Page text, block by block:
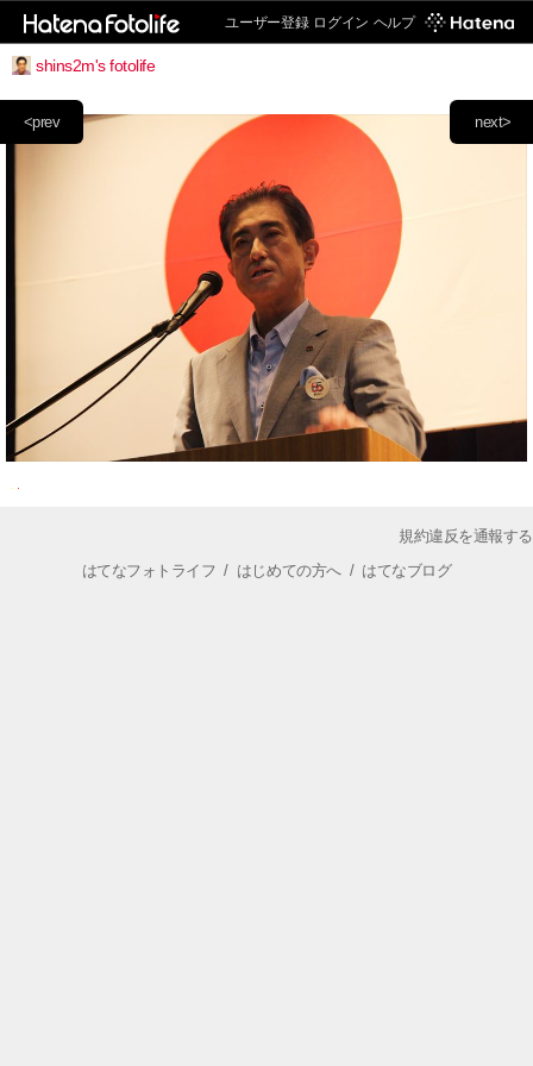
ユーザー登録 ログイン ヘルプ
shins2m's fotolife
next>
<prev
規約違反を通報する
はてなフォトライフ / はじめての方へ/ はてなブログ